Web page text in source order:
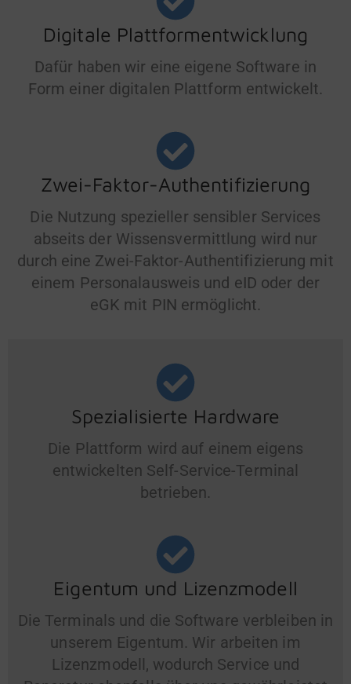
Digitale Plattformentwicklung
Dafür haben wir eine eigene Software in
Form einer digitalen Plattform entwickelt.
Zwei-Faktor-Authentifizierung
Die Nutzung spezieller sensibler Services
abseits der Wissensvermittlung wird nur
durch eine Zwei-Faktor-Authentifizierung mit
einem Personalausweis und eID oder der
eGK mit PIN ermöglicht.
Spezialisierte Hardware
Die Plattform wird auf einem eigens
entwickelten Self-Service-Terminal
betrieben.
Eigentum und Lizenzmodell
Die Terminals und die Software verbleiben in
unserem Eigentum. Wir arbeiten im
Lizenzmodell, wodurch Service und